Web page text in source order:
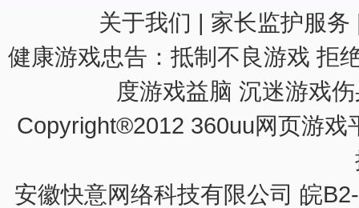
请根据您所使用的浏览器类型
4、安装或更新flash player10后
戏，参见方法四。
方法四：
如若还有问题，请到联系我们
关于我们 | 家长监护服务
健康游戏忠告：抵制不良游戏 拒
度游戏益脑 沉迷游戏
Copyright®2012 360uu网页游
安徽快意网络科技有限公司 皖